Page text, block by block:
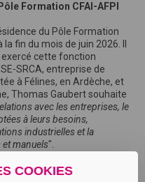
COOKIES
Formation CFAI-AFPI
du Pôle Formation
fin du mois de juin 2026. Il
exercé cette fonction
SRCA, entreprise de
à Félines, en Ardèche, et
Thomas Gaubert souhaite
avec les entreprises, le
à leurs besoins,
industrielles et la
manuels".